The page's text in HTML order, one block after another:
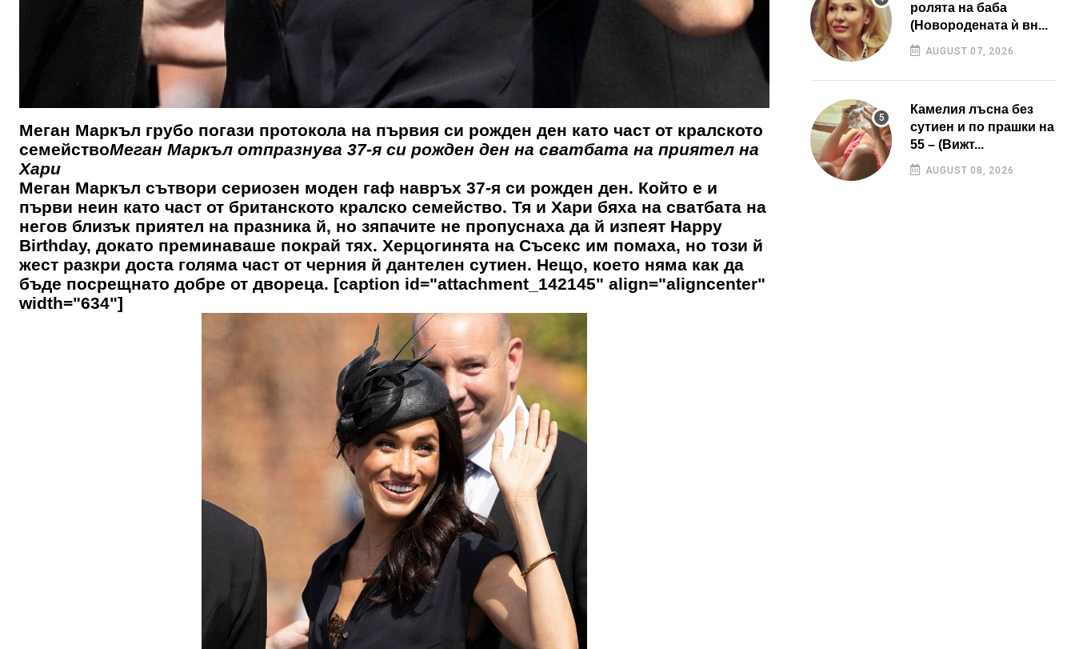
Меган Маркъл грубо погази протокола на първия си рожден ден като част от кралското
семействоМеган Маркъл отпразнува 37-я си рожден ден на сватбата на приятел на
Хари
Меган Маркъл сътвори сериозен моден гаф навръх 37-я си рожден ден. Който е и
първи неин като част от британското кралско семейство. Тя и Хари бяха на сватбата на
негов близък приятел на празника й, но зяпачите не пропуснаха да й изпеят Happy
Birthday, докато преминаваше покрай тях. Херцогинята на Съсекс им помаха, но този й
жест разкри доста голяма част от черния й дантелен сутиен. Нещо, което няма как да
бъде посрещнато добре от двореца. [caption id="attachment_142145" align="aligncenter"
width="634"]
ролята на баба
(Новородената ѝ вн...
AUGUST 07, 2026
Камелия лъсна без
сутиен и по прашки на
55 – (Вижт...
AUGUST 08, 2026